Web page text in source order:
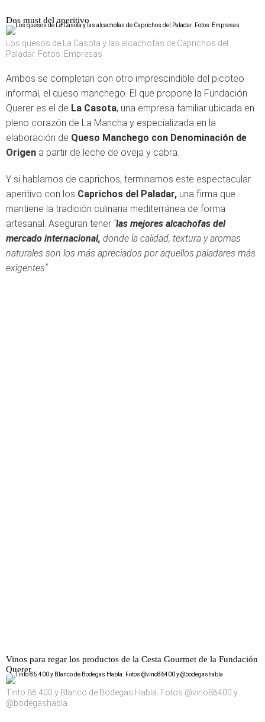
Dos must del aperitivo
Los quesos de La Casota y las alcachofas de Caprichos del
Paladar. Fotos: Empresas
Ambos se completan con otro imprescindible del picoteo
informal, el queso manchego. El que propone la Fundación
Querer es el de La Casota, una empresa familiar ubicada en
pleno corazón de La Mancha y especializada en la
elaboración de Queso Manchego con Denominación de
Origen a partir de leche de oveja y cabra.
Y si hablamos de caprichos, terminamos este espectacular
aperitivo con los Caprichos del Paladar, una firma que
mantiene la tradición culinaria mediterránea de forma
artesanal. Aseguran tener "las mejores alcachofas del
mercado internacional, donde la calidad, textura y aromas
naturales son los más apreciados por aquellos paladares más
exigentes".
Vinos para regar los productos de la Cesta Gourmet de la Fundación
Querer
Tinto 86.400 y Blanco de Bodegas Habla. Fotos @vino86400 y
@bodegashabla